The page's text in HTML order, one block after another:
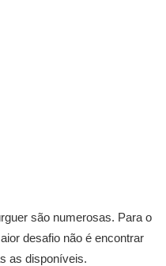
são numerosas. Para o
desafio não é encontrar
as disponíveis.